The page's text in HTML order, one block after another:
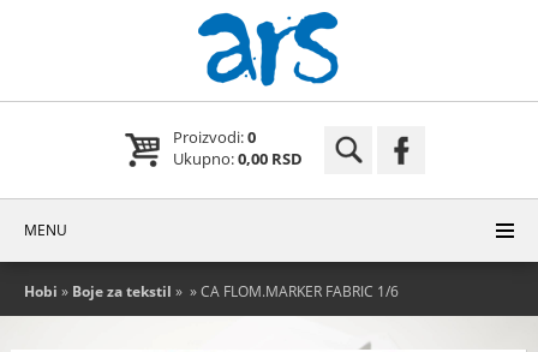
Proizvodi:0
Ukupno:0,00 RSD
MENU
Hobi » Boje za tekstil » » CA FLOM.MARKER FABRIC 1/6